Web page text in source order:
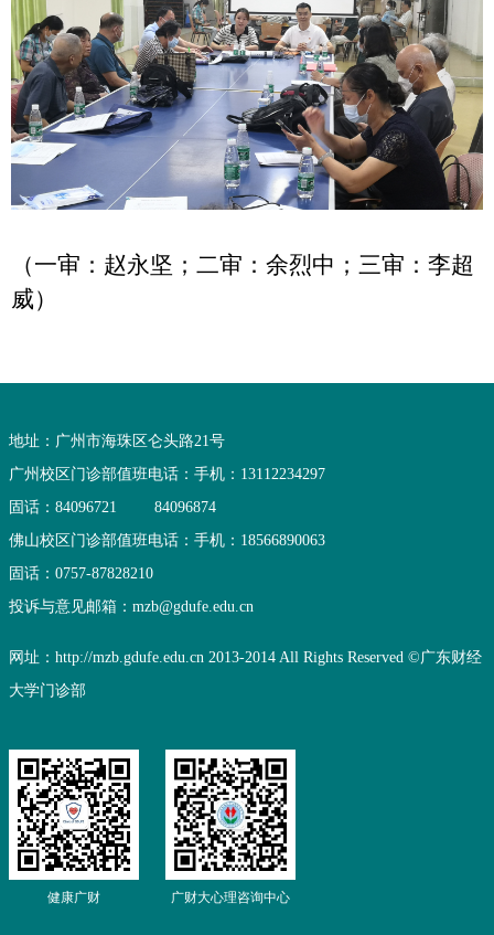
（一审：赵永坚；二审：余烈中；三审：李超
威）
地址：广州市海珠区仑头路21号
广州校区门诊部值班电话： 手机：13112234297
固话：84096721
84096874
佛山校区门诊部值班电话： 手机：18566890063
固话：0757-87828210
投诉与意见邮箱：mzb@gdufe.edu.cn
网址：http://mzb.gdufe.edu.cn 2013-2014 All Rights Reserved ©广东财经
大学门诊部
健康广财 广财大心理咨询中心